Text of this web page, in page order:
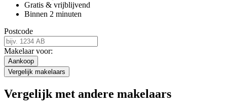
Gratis & vrijblijvend
Binnen 2 minuten
Postcode
Makelaar voor:
Aankoop
Vergelijk makelaars
Vergelijk met andere makelaars